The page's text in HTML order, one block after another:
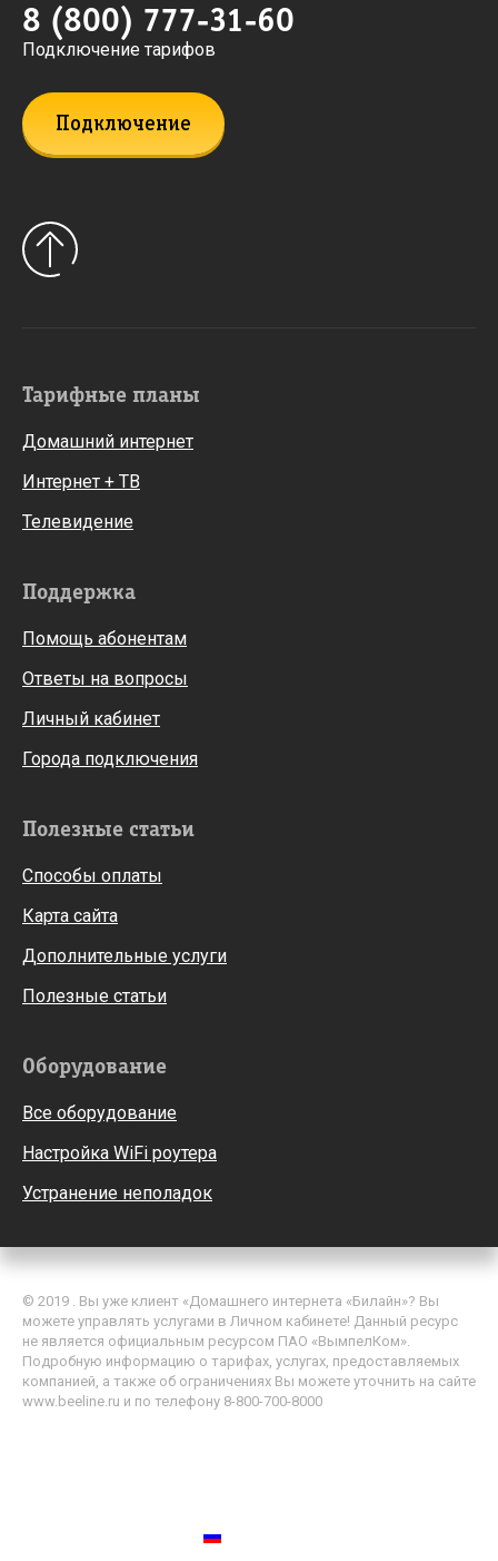
8 (800) 777-31-60
Подключение тарифов
Подключение
Тарифные планы
Домашний интернет
Интернет + ТВ
Телевидение
Поддержка
Помощь абонентам
Ответы на вопросы
Личный кабинет
Города подключения
Полезные статьи
Способы оплаты
Карта сайта
Дополнительные услуги
Полезные статьи
Оборудование
Все оборудование
Настройка WiFi роутера
Устранение неполадок
© 2019 . Вы уже клиент «Домашнего интернета «Билайн»? Вы
можете управлять услугами в Личном кабинете! Данный ресурс
не является официальным ресурсом ПАО «ВымпелКом».
Подробную информацию о тарифах, услугах, предоставляемых
компанией, а также об ограничениях Вы можете уточнить на сайте
www.beeline.ru и по телефону 8-800-700-8000